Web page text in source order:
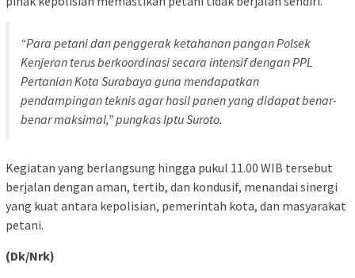
“Para petani dan penggerak ketahanan pangan Polsek
Kenjeran terus berkoordinasi secara intensif dengan PPL
Pertanian Kota Surabaya guna mendapatkan
pendampingan teknis agar hasil panen yang didapat benar-
benar maksimal,” pungkas Iptu Suroto.
Kegiatan yang berlangsung hingga pukul 11.00 WIB tersebut
berjalan dengan aman, tertib, dan kondusif, menandai sinergi
yang kuat antara kepolisian, pemerintah kota, dan masyarakat
petani.
(Dk/Nrk)